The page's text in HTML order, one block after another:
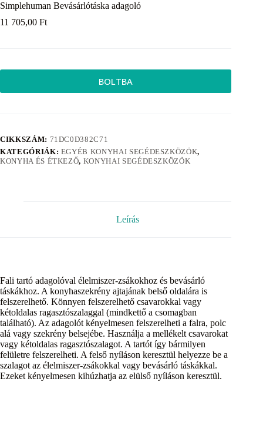
Simplehuman Bevásárlótáska adagoló
11 705,00 Ft
BOLTBA
CIKKSZÁM: 71DC0D382C71
KATEGÓRIÁK: EGYÉB KONYHAI SEGÉDESZKÖZÖK,
KONYHA ÉS ÉTKEZŐ, KONYHAI SEGÉDESZKÖZÖK
Leírás
Fali tartó adagolóval élelmiszer-zsákokhoz és bevásárló
táskákhoz. A konyhaszekrény ajtajának belső oldalára is
felszerelhető. Könnyen felszerelhető csavarokkal vagy
kétoldalas ragasztószalaggal (mindkettő a csomagban
található). Az adagolót kényelmesen felszerelheti a falra, polc
alá vagy szekrény belsejébe. Használja a mellékelt csavarokat
vagy kétoldalas ragasztószalagot. A tartót így bármilyen
felületre felszerelheti. A felső nyíláson keresztül helyezze be a
szalagot az élelmiszer-zsákokkal vagy bevásárló táskákkal.
Ezeket kényelmesen kihúzhatja az elülső nyíláson keresztül.